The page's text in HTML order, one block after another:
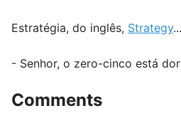
Estratégia, do inglês, Strategy...
- Senhor, o zero-cinco está
Comments